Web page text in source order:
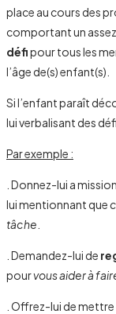
place au cours des
comportant un
défipour tous les
l’âge de(s) enfant(s).
Si l’enfant paraît
lui verbalisant des
Par exemple :
. Donnez-lui a
lui mentionnant que
tâche
. Demandez-lui de
pourvous aider à
. Offrez-lui de